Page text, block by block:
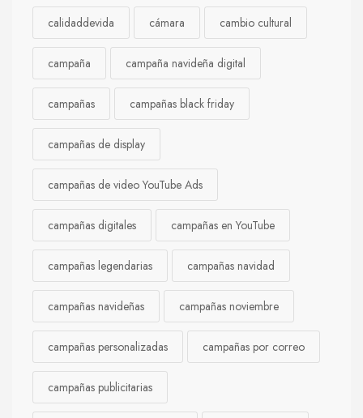
calidaddevida cámara cambio cultural
campaña campaña navideña digital
campañas campañas black friday
campañas de display
campañas de video YouTube Ads
campañas digitales campañas en YouTube
campañas legendarias campañas navidad
campañas navideñas campañas noviembre
campañas personalizadas campañas por correo
campañas publicitarias